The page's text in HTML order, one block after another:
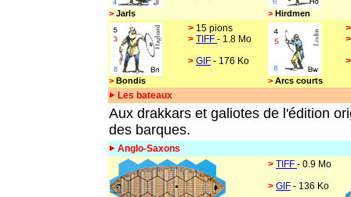
> Jarls > Hirdmen
> Bondis
> 15 pions
> TIFF - 1.8 Mo
> GIF - 176 Ko
> Arcs courts
Les bateaux
Aux drakkars et galiotes de l'édition
des barques.
Anglo-Saxons
> TIFF - 0.9 Mo
> GIF - 136 Ko